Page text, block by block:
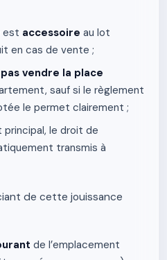
est accessoire au lot
en cas de vente ;
pas vendre la place
sauf si le règlement
le permet clairement ;
le droit de
transmis à
de cette jouissance
de l’emplacement